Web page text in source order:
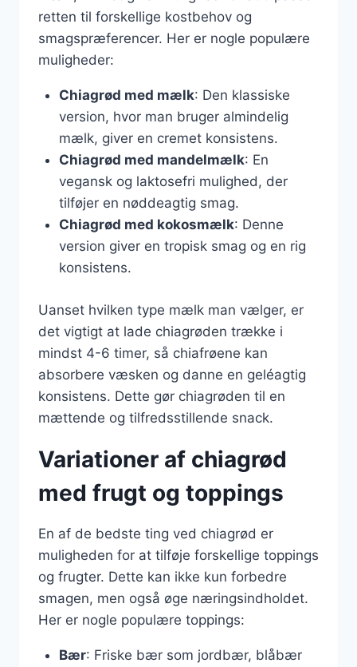
retten til forskellige kostbehov og
smagspræferencer. Her er nogle populære
muligheder:
Chiagrød med mælk: Den klassiske
version, hvor man bruger almindelig
mælk, giver en cremet konsistens.
Chiagrød med mandelmælk: En
vegansk og laktosefri mulighed, der
tilføjer en nøddeagtig smag.
Chiagrød med kokosmælk: Denne
version giver en tropisk smag og en rig
konsistens.
Uanset hvilken type mælk man vælger, er
det vigtigt at lade chiagrøden trække i
mindst 4-6 timer, så chiafrøene kan
absorbere væsken og danne en geléagtig
konsistens. Dette gør chiagrøden til en
mættende og tilfredsstillende snack.
Variationer af chiagrød
med frugt og toppings
En af de bedste ting ved chiagrød er
muligheden for at tilføje forskellige toppings
og frugter. Dette kan ikke kun forbedre
smagen, men også øge næringsindholdet.
Her er nogle populære toppings:
Bær: Friske bær som jordbær, blåbær